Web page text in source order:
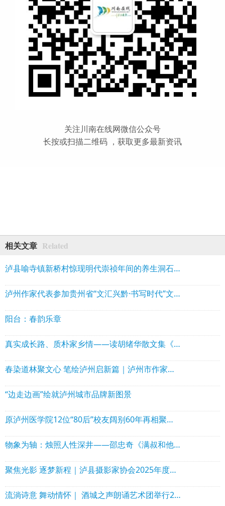
关注川南在线网微信公众号
长按或扫描二维码 ，获取更多最新资讯
相关文章 Related
泸县喻寺镇新桥村惊现明代崇祯年间的养生洞石刻
泸州作家代表参加贵州省“文汇兴黔·书写时代”文学名家采风行活动
阳台：春韵乐章
真实成长路、质朴家乡情——读胡绪华散文集《走出小水河》
春染道林聚文心 笔绘泸州启新篇｜泸州市作家协会理事会走进泸县石桥镇道林沟 祥音奖2万元花落陈言熔
“边走边画”绘就泸州城市品牌新图景
原泸州医学院12位“80后”校友阔别60年再相聚！赠送“西南核医赋”！
物象为轴：烛照人性深井——邵忠奇《满叔和他的矿山》出版
聚焦光影 逐梦新程｜泸县摄影家协会2025年度年会圆满举行
流淌诗意 舞动情怀｜ 酒城之声朗诵艺术团举行2025年年会暨文艺演出活动